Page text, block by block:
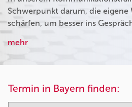
Schwerpunkt darum, die eigene
schärfen, um besser ins
mehr
Termin in Bayern finden: